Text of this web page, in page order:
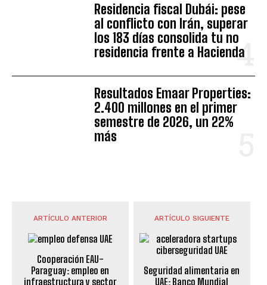
Residencia fiscal Dubái: pese
al conflicto con Irán, superar
los 183 días consolida tu no
residencia frente a Hacienda
Resultados Emaar Properties:
2.400 millones en el primer
semestre de 2026, un 22%
más
ARTÍCULO ANTERIOR
Cooperación EAU-
Paraguay: empleo en
infraestructura y sector
ARTÍCULO SIGUIENTE
Seguridad alimentaria en
UAE: Banco Mundial